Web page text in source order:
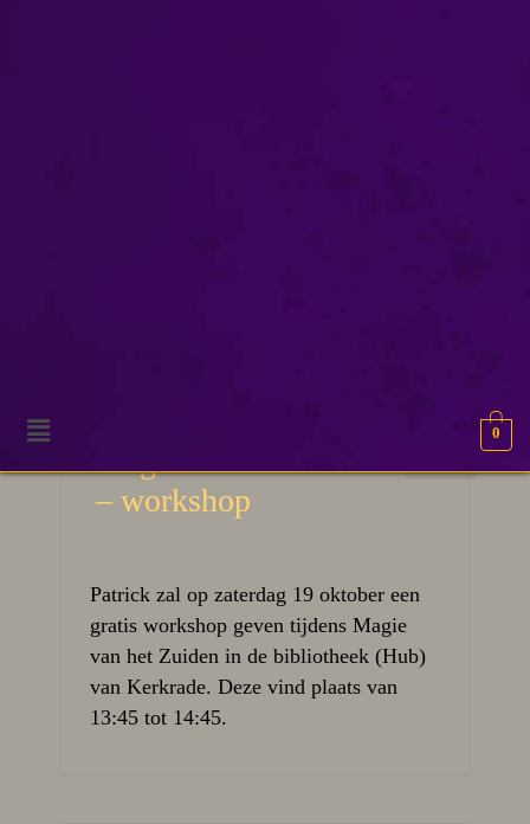
0
Magie van het Zuiden
– workshop
Patrick zal op zaterdag 19 oktober een
gratis workshop geven tijdens Magie
van het Zuiden in de bibliotheek (Hub)
van Kerkrade. Deze vind plaats van
13:45 tot 14:45.